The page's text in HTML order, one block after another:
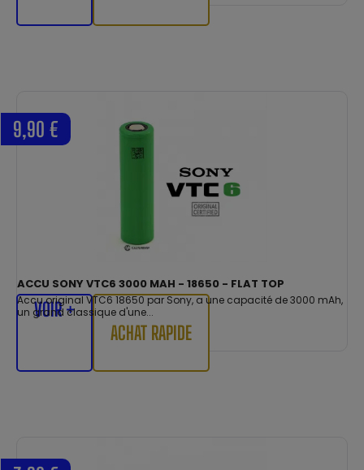
ACCU SONY VTC6 3000 MAH - 18650 - FLAT TOP
Accu original VTC6 18650 par Sony, a une capacité de 3000 mAh,
un grand classique d'une...
9,90 €
VOIR +
ACHAT RAPIDE